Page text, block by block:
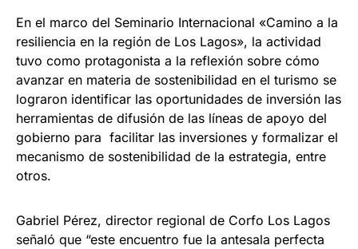
En el marco del Seminario Internacional «Camino a la
resiliencia en la región de Los Lagos», la actividad
tuvo como protagonista a la reflexión sobre cómo
avanzar en materia de sostenibilidad en el turismo se
lograron identificar las oportunidades de inversión las
herramientas de difusión de las líneas de apoyo del
gobierno para facilitar las inversiones y formalizar el
mecanismo de sostenibilidad de la estrategia, entre
otros.
Gabriel Pérez, director regional de Corfo Los Lagos
señaló que “este encuentro fue la antesala perfecta